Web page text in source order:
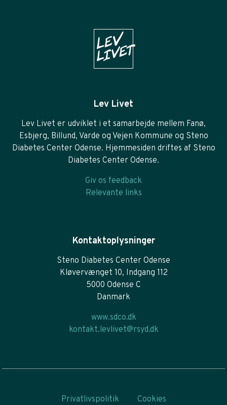
Lev Livet
Lev Livet er udviklet i et samarbejde mellem Fanø,
Esbjerg, Billund, Varde og Vejen Kommune og Steno
Diabetes Center Odense. Hjemmesiden driftes af Steno
Diabetes Center Odense.
Giv os feedback
Relevante links
Kontaktoplysninger
Steno Diabetes Center Odense
Kløvervænget 10, Indgang 112
5000 Odense C
Danmark
www.sdco.dk
kontakt.levlivet@rsyd.dk
Privatlivspolitik Cookies